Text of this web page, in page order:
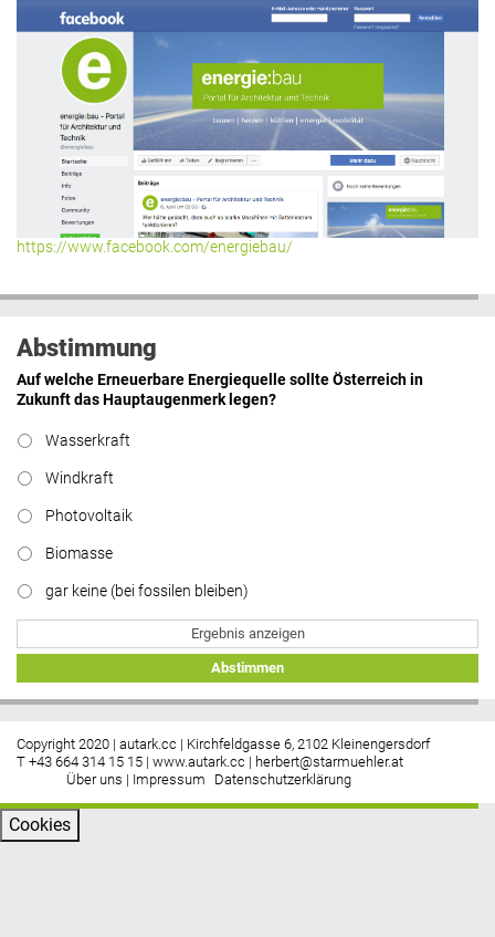
https://www.facebook.com/energiebau/
Abstimmung
Auf welche Erneuerbare Energiequelle sollte Österreich in
Zukunft das Hauptaugenmerk legen?
Wasserkraft
Windkraft
Photovoltaik
Biomasse
gar keine (bei fossilen bleiben)
Ergebnis anzeigen
Abstimmen
Copyright 2020 | autark.cc | Kirchfeldgasse 6, 2102 Kleinengersdorf
T +43 664 314 15 15 | www.autark.cc | herbert@starmuehler.at
Über uns | Impressum Datenschutzerklärung
Cookies